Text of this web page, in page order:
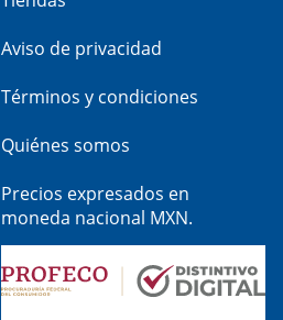
Aviso de privacidad
Términos y condiciones
Quiénes somos
Precios expresados en
moneda nacional MXN.